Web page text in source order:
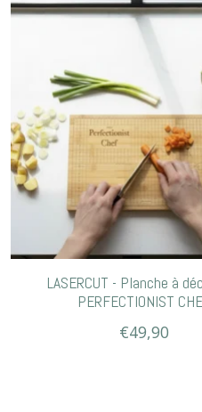
LASERCUT - Planche à
PERFECTIONIST
€49,90